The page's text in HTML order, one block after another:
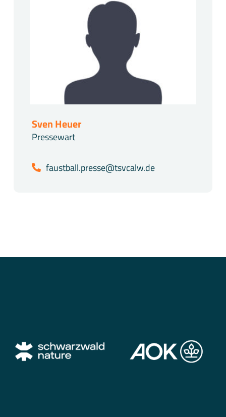
Sven Heuer
Pressewart
faustball.presse@tsvcalw.de